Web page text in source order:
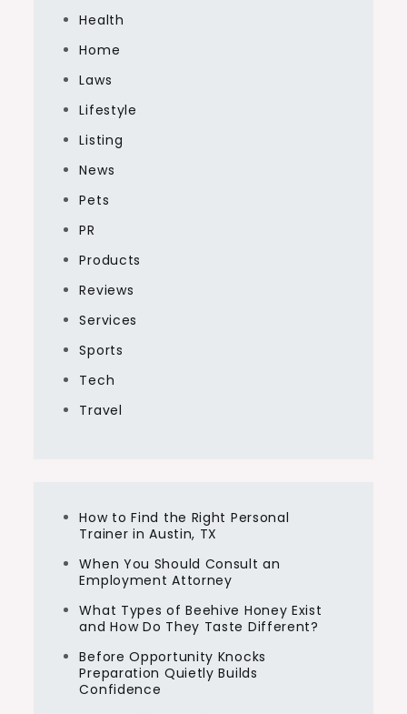
Health
Home
Laws
Lifestyle
Listing
News
Pets
PR
Products
Reviews
Services
Sports
Tech
Travel
How to Find the Right Personal
Trainer in Austin, TX
When You Should Consult an
Employment Attorney
What Types of Beehive Honey Exist
and How Do They Taste Different?
Before Opportunity Knocks
Preparation Quietly Builds
Confidence